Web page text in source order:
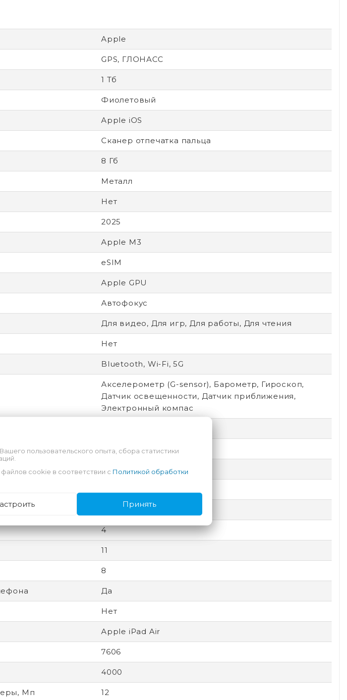
Apple
GPS, ГЛОНАСС
1 Тб
Фиолетовый
Apple iOS
Сканер отпечатка пальца
8 Гб
Металл
Нет
2025
Apple M3
eSIM
Apple GPU
Автофокус
Для видео, Для игр, Для работы, Для чтения
Нет
Bluetooth, Wi-Fi, 5G
Акселерометр (G-sensor), Барометр, Гироскоп,
Датчик освещенности, Датчик приближения,
Электронный компас
IPS
iPadOS 18
4
11
8
Да
Нет
Apple iPad Air
7606
4000
Мп 12
пользовательского опыта, сбора статистики
cookie в соответствии с Политикой обработки
Принять